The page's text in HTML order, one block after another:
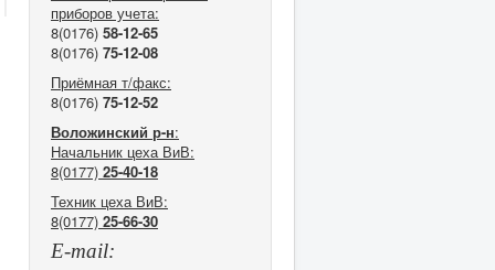
приборов учета:
8(0176) 58-12-65
8(0176) 75-12-08
Приёмная т/факс:
8(0176) 75-12-52
Воложинский р-н:
Начальник цеха ВиВ:
8(0177) 25-40-18
Техник цеха ВиВ:
8(0177) 25-66-30
E-mail: